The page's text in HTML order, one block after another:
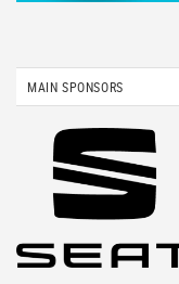
MAIN SPONSORS